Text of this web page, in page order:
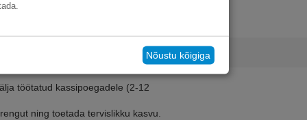
töötatud kassipoegadele (2-12
ning toetada tervislikku kasvu.
Nõustu kõigiga